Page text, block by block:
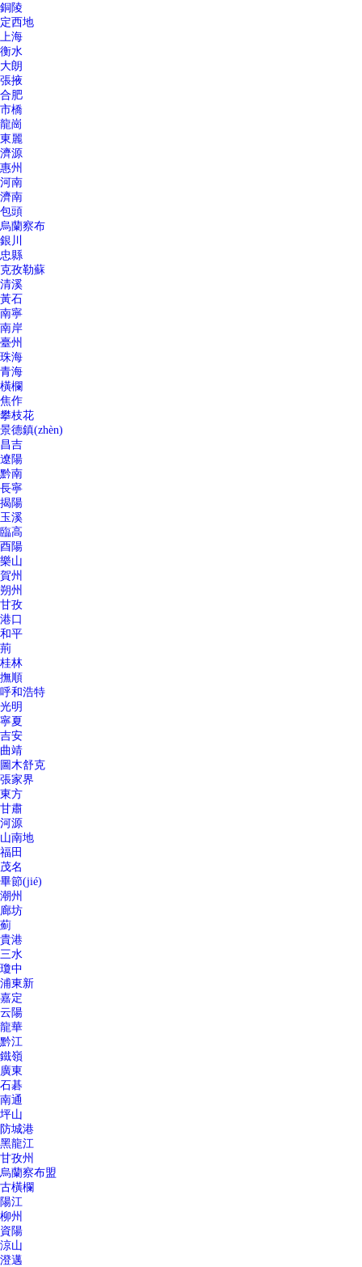
銅陵
定西地
上海
衡水
大朗
張掖
合肥
市橋
龍崗
東麗
濟源
惠州
河南
濟南
包頭
烏蘭察布
銀川
忠縣
克孜勒蘇
清溪
黃石
南寧
南岸
臺州
珠海
青海
橫欄
焦作
攀枝花
景德鎮(zhèn)
昌吉
遼陽
黔南
長寧
揭陽
玉溪
臨高
酉陽
樂山
賀州
朔州
甘孜
港口
和平
荊
桂林
撫順
呼和浩特
光明
寧夏
吉安
曲靖
圖木舒克
張家界
東方
甘肅
河源
山南地
福田
茂名
畢節(jié)
潮州
廊坊
薊
貴港
三水
瓊中
浦東新
嘉定
云陽
龍華
黔江
鐵嶺
廣東
石碁
南通
坪山
防城港
黑龍江
甘孜州
烏蘭察布盟
古橫欄
陽江
柳州
資陽
涼山
澄邁